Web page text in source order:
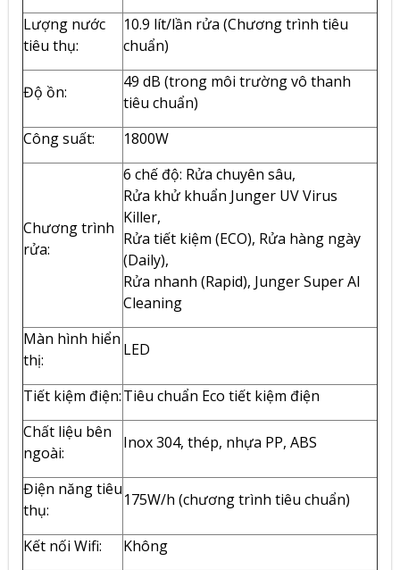
Lượng nước
tiêu thụ:
10.9 lít/lần rửa (Chương trình tiêu
chuẩn)
Độ ồn:
49 dB (trong môi trường vô thanh
tiêu chuẩn)
Công suất:
1800W
Chương trình
rửa:
6 chế độ: Rửa chuyên sâu,
Rửa khử khuẩn Junger UV Virus
Killer,
Rửa tiết kiệm (ECO), Rửa hàng ngày
(Daily),
Rửa nhanh (Rapid), Junger Super AI
Cleaning
Màn hình hiển
thị:
LED
Tiết kiệm điện:Tiêu chuẩn Eco tiết kiệm điện
Chất liệu bên
ngoài:
Inox 304, thép, nhựa PP, ABS
Điện năng tiêu
thụ:
175W/h (chương trình tiêu chuẩn)
Kết nối Wifi: Không